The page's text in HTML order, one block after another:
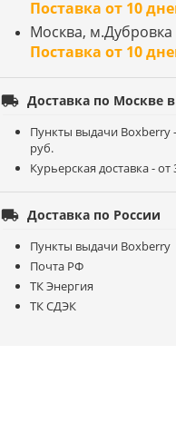
Поставка от 10
Москва, м.Дубровка
Поставка от 10
 Доставка по Москве
Пункты выдачи Boxberry
руб.
Курьерская доставка - от
 Доставка по России
Пункты выдачи Boxberry
Почта РФ
ТК Энергия
ТК СДЭК